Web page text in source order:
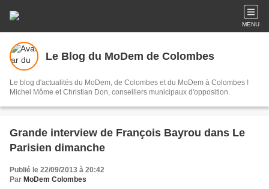
MENU
Le Blog du MoDem de Colombes
Le blog d'actualités du MoDem, de Colombes et du MoDem à Colombes !
Michel Môme et Christian Don, conseillers municipaux d'opposition.
Grande interview de François Bayrou dans Le
Parisien dimanche
Publié le 22/09/2013 à 20:42
Par MoDem Colombes